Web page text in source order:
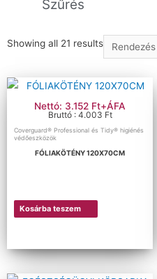
Szűrés
Ár szerinti szűrés
Ár:454 Ft—4 764 Ft
Méret szerinti szűrés
Showing all 21 results
Nettó: 3.152 Ft+ÁFA
Bruttó : 4.003 Ft
Coverguard® Professional és Tidy® higiénés
védőeszközök
FÓLIAKÖTÉNY 120X70CM
Kosárba teszem